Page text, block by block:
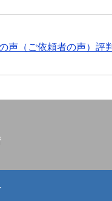
声（ご依頼者の声）評